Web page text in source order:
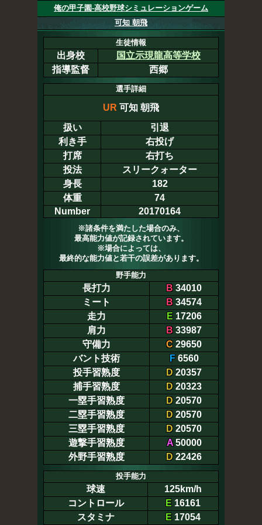
俺の甲子園-高校野球シミュレーションゲーム
可知 朝飛
生徒情報
出身校
国立示現龍高等学校
指導監督
西郷
選手詳細
UR 可知 朝飛
扱い
引退
利き手
右投げ
打席
右打ち
投法
スリークォーター
身長
182
体重
74
Number
20170164
※諸条件を満たした場合のみ、
最高能力値が記録されています。
※場合によっては、
最終的な能力値と若干の誤差があります。
野手能力
長打力 B 34010
ミート
B 34574
走力
E17206
肩力
B 33987
守備力
C 29650
バント技術
F6560
投手習熟度
D 20357
捕手習熟度
D 20323
一塁手習熟度
D 20570
二塁手習熟度
D 20570
三塁手習熟度
D 20570
遊撃手習熟度
A50000
外野手習熟度
D 22426
投手能力
球速
125km/h
コントロール
E 16161
スタミナ
E 17054